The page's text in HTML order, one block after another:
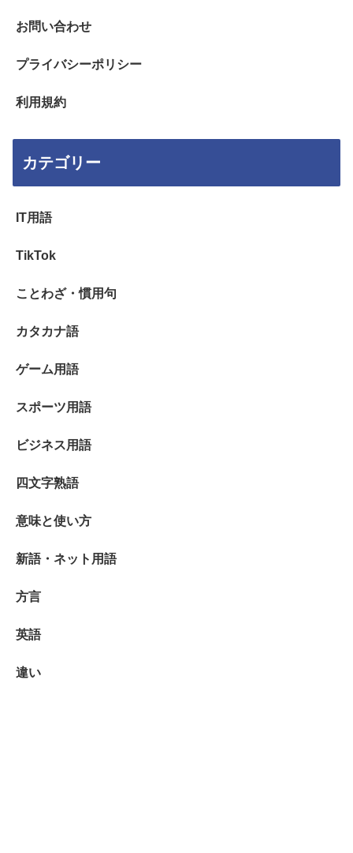
お問い合わせ
プライバシーポリシー
利用規約
カテゴリー
IT用語
TikTok
ことわざ・慣用句
カタカナ語
ゲーム用語
スポーツ用語
ビジネス用語
四文字熟語
意味と使い方
新語・ネット用語
方言
英語
違い